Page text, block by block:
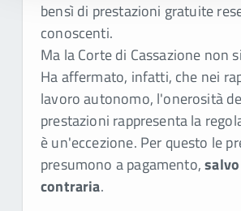
bensì di prestazioni gratuite
conoscenti.
Ma la Corte di Cassazione non
Ha affermato, infatti, che nei
lavoro autonomo, l'onerosità
prestazioni rappresenta la
è un'eccezione. Per questo le
presumono a pagamento,
contraria.